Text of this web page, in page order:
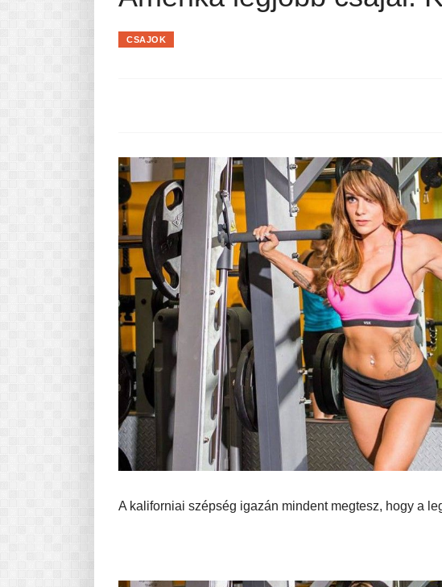
Pasta-túra - avagy A TÉSZTA TÖRTÉNETE
CSAJOK
A kaliforniai szépség igazán mindent megtesz, hogy a